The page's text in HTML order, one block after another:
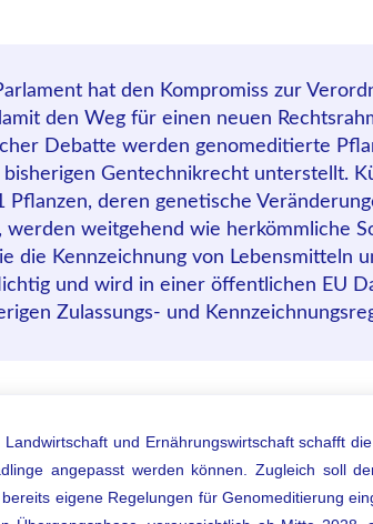
hat den Kompromiss zur
den Weg für einen neuen
Debatte werden genomeditierte
bisherigen Gentechnikrecht unterstellt.
Pflanzen, deren genetische
werden weitgehend wie herkömmliche
die Kennzeichnung von Lebensmitteln
und wird in einer öffentlichen EU
Zulassungs- und
und Ernährungswirtschaft schafft
angepasst werden können. Zugleich soll
eigene Regelungen für Genomeditierung